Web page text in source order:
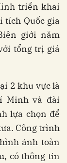
triển khai
tích Quốc gia
giới năm
tổng trị giá
2 khu vực là
Minh và đài
lựa chọn để
Công trình
ảnh toàn
có thông tin